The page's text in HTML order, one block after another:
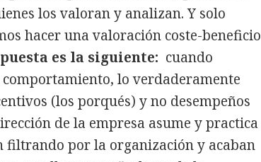
los valoran y analizan. Y solo
hacer una valoración coste-beneficio
es la siguiente: cuando
comportamiento, lo verdaderamente
(los porqués) y no desempeños
de la empresa asume y practica
filtrando por la organización y acaban